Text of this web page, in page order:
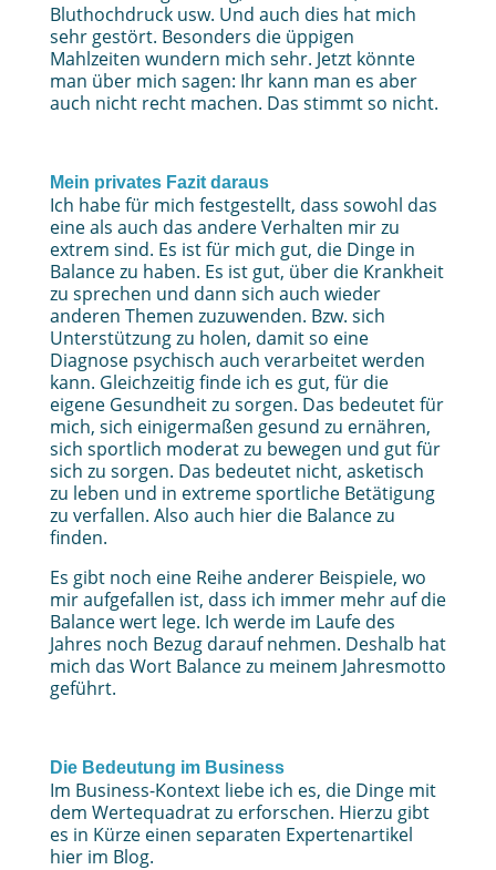
Bluthochdruck usw. Und auch dies hat mich
sehr gestört. Besonders die üppigen
Mahlzeiten wundern mich sehr. Jetzt könnte
man über mich sagen: Ihr kann man es aber
auch nicht recht machen. Das stimmt so nicht.
Mein privates Fazit daraus
Ich habe für mich festgestellt, dass sowohl das
eine als auch das andere Verhalten mir zu
extrem sind. Es ist für mich gut, die Dinge in
Balance zu haben. Es ist gut, über die Krankheit
zu sprechen und dann sich auch wieder
anderen Themen zuzuwenden. Bzw. sich
Unterstützung zu holen, damit so eine
Diagnose psychisch auch verarbeitet werden
kann. Gleichzeitig finde ich es gut, für die
eigene Gesundheit zu sorgen. Das bedeutet für
mich, sich einigermaßen gesund zu ernähren,
sich sportlich moderat zu bewegen und gut für
sich zu sorgen. Das bedeutet nicht, asketisch
zu leben und in extreme sportliche Betätigung
zu verfallen. Also auch hier die Balance zu
finden.
Es gibt noch eine Reihe anderer Beispiele, wo
mir aufgefallen ist, dass ich immer mehr auf die
Balance wert lege. Ich werde im Laufe des
Jahres noch Bezug darauf nehmen. Deshalb hat
mich das Wort Balance zu meinem Jahresmotto
geführt.
Die Bedeutung im Business
Im Business-Kontext liebe ich es, die Dinge mit
dem Wertequadrat zu erforschen. Hierzu gibt
es in Kürze einen separaten Expertenartikel
hier im Blog.